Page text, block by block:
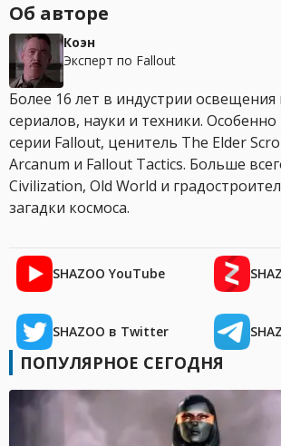
Об авторе
Коэн
Эксперт по Fallout
Более 16 лет в индустрии
сериалов, науки и техники.
серии Fallout, ценитель The Elder
Arcanum и Fallout Tactics. Больше
Civilization, Old World и
загадки космоса.
SHAZOO YouTube
SHAZOO в Twitter
ПОПУЛЯРНОЕ СЕГОДНЯ